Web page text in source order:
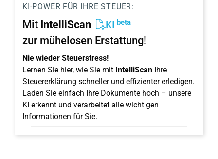
KI-POWER FÜR IHRE STEUER:
Mit IntelliScan KI beta
zur mühelosen Erstattung!
Nie wieder Steuerstress!
Lernen Sie hier, wie Sie mit IntelliScan Ihre
Steuererklärung schneller und effizienter erledigen.
Laden Sie einfach Ihre Dokumente hoch – unsere
KI erkennt und verarbeitet alle wichtigen
Informationen für Sie.